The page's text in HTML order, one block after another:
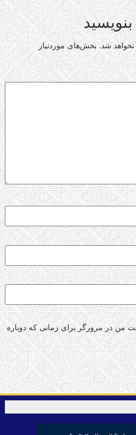
بنویسید
شد. بخش‌های موردنیاز
من در مرورگر برای زمانی که دوباره